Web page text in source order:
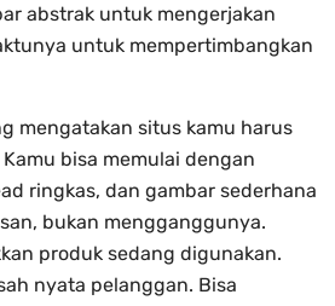
abstrak untuk mengerjakan
untuk mempertimbangkan
mengatakan situs kamu harus
bisa memulai dengan
ringkas, dan gambar sederhana
bukan mengganggunya.
produk sedang digunakan.
nyata pelanggan. Bisa